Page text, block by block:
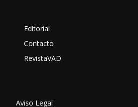
Editorial
Contacto
RevistaVAD
Aviso Legal